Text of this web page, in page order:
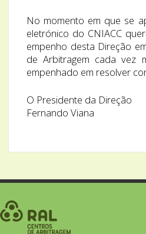
No momento em que se
eletrónico do CNIACC
empenho desta Direção
de Arbitragem cada vez
empenhado em resolver
O Presidente da Direção
Fernando Viana